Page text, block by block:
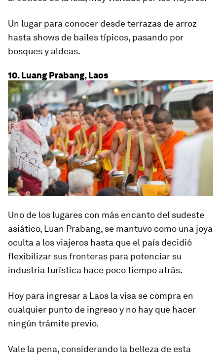
Un lugar para conocer desde terrazas de arroz
hasta shows de bailes típicos, pasando por
bosques y aldeas.
10. Luang Prabang, Laos
Uno de los lugares con más encanto del sudeste
asiático, Luan Prabang, se mantuvo como una joya
oculta a los viajeros hasta que el país decidió
flexibilizar sus fronteras para potenciar su
industria turística hace poco tiempo atrás.
Hoy para ingresar a Laos la visa se compra en
cualquier punto de ingreso y no hay que hacer
ningún trámite previo.
Vale la pena, considerando la belleza de esta